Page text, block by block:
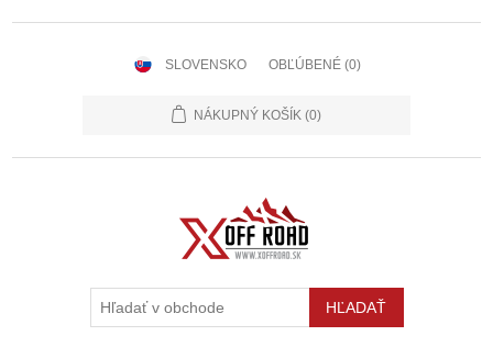
SLOVENSKO OBĽÚBENÉ (0)
NÁKUPNÝ KOŠÍK (0)